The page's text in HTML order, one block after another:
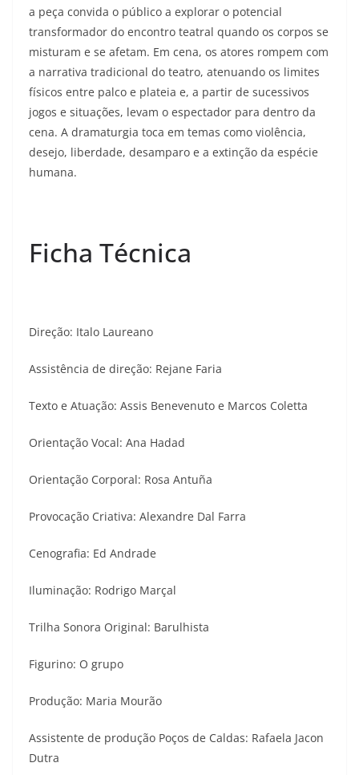
a peça convida o público a explorar o potencial
transformador do encontro teatral quando os corpos se
misturam e se afetam. Em cena, os atores rompem com
a narrativa tradicional do teatro, atenuando os limites
físicos entre palco e plateia e, a partir de sucessivos
jogos e situações, levam o espectador para dentro da
cena. A dramaturgia toca em temas como violência,
desejo, liberdade, desamparo e a extinção da espécie
humana.
Ficha Técnica
Direção: Italo Laureano
Assistência de direção: Rejane Faria
Texto e Atuação: Assis Benevenuto e Marcos Coletta
Orientação Vocal: Ana Hadad
Orientação Corporal: Rosa Antuña
Provocação Criativa: Alexandre Dal Farra
Cenografia: Ed Andrade
Iluminação: Rodrigo Marçal
Trilha Sonora Original: Barulhista
Figurino: O grupo
Produção: Maria Mourão
Assistente de produção Poços de Caldas: Rafaela Jacon
Dutra